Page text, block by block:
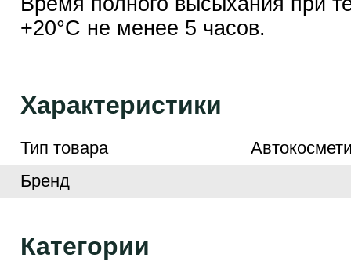
+20°С не менее 5 часов.
Характеристики
Тип товара
Бренд
Категории